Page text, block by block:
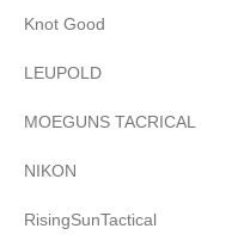
Knot Good
LEUPOLD
MOEGUNS TACRICAL
NIKON
RisingSunTactical